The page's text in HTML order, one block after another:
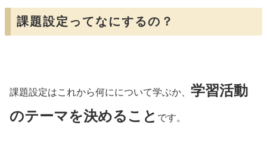
課題設定ってなにするの？
課題設定はこれから何にについて学ぶか、 学習活動
のテーマを決めること です。